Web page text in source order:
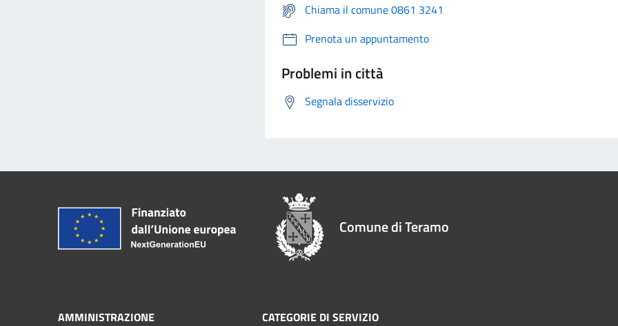
Chiama il comune 0861 3241
Prenota un appuntamento
Problemi in città
Segnala disservizio
Comune di Teramo
AMMINISTRAZIONE CATEGORIE DI SERVIZIO